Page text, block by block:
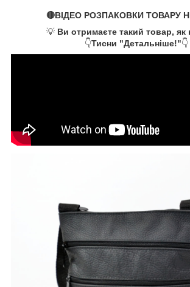
🔴ВІДЕО РОЗПАКОВКИ ТОВАРУ
💡 Ви отримаєте такий товар, як
👇Тисни "Детальніше!"👇